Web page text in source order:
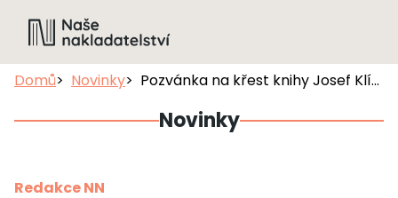
Domů Novinky Pozvánka na křest knihy Josef Klíma: Tváří v tvář zločinu
Novinky
Redakce NN